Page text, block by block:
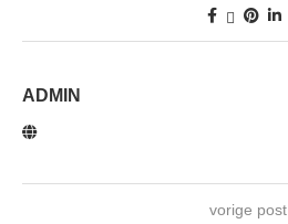
ADMIN
vorige post